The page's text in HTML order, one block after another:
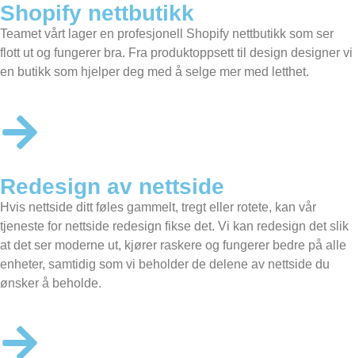
Shopify nettbutikk
Teamet vårt lager en profesjonell Shopify nettbutikk som ser
flott ut og fungerer bra. Fra produktoppsett til design designer vi
en butikk som hjelper deg med å selge mer med letthet.
Redesign av nettside
Hvis nettside ditt føles gammelt, tregt eller rotete, kan vår
tjeneste for nettside redesign fikse det. Vi kan redesign det slik
at det ser moderne ut, kjører raskere og fungerer bedre på alle
enheter, samtidig som vi beholder de delene av nettside du
ønsker å beholde.